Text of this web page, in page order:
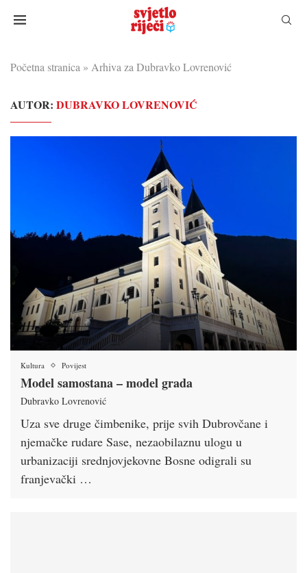
Početna stranica » Arhiva za Dubravko Lovrenović
AUTOR: DUBRAVKO LOVRENOVIĆ
Kultura Povijest
Model samostana – model grada
Dubravko Lovrenović
Uza sve druge čimbenike, prije svih Dubrovčane i
njemačke rudare Sase, nezaobilaznu ulogu u
urbanizaciji srednjovjekovne Bosne odigrali su
franjevački …